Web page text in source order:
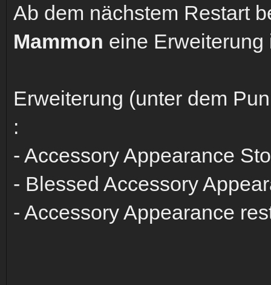
Ab dem nächstem Restart
Mammon eine
Erweiterung (unter dem
:
- Accessory Appearance
- Blessed Accessory
- Accessory Appearance